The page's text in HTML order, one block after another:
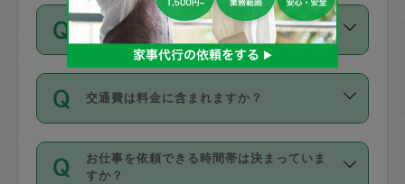
いません。
があり、レビュー件数、レビューの平均
値、などで除々に設定可能な最高額が上
がっていく仕組みになっています。
お支払方法はクレジットカード（Visa／
Master／JCB／AMERICAN EXPRESS／
Diners Club）のみとなります。
を行う際にご入力ください。プロフィー
ル登録時にはご入力いただかなくても大
丈夫です。
デビットカード・プリペイドカード（Vプ
同じタスカジさんに定期的にお願いする場
合はお得になる？
依頼には「スポット」と「定期（毎週｜
隔週）」があり、「定期」の依頼は「ス
ポット」よりお得な料金でご利用できま
す。
定期の最低利用回数は設けていない代わ
交通費は料金に含まれますか？
交通費は依頼料金とは別途発生し、依頼
料金のご請求と合わせてお支払いとなり
お仕事を依頼できる時間帯は決まっていま
すか？